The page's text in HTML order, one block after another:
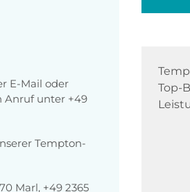
E-Mail oder
Anruf unter +49
Tempton-
Marl, +49 2365
Top-